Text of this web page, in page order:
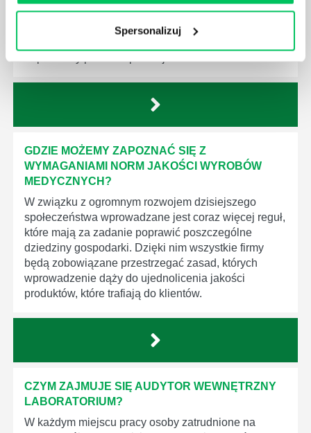
Spersonalizuj
ustawodawstwie polskim. Na czym dokładniej ono
polega? Kogo w zasadzie obowiązuje? Jak wygląda
GDZIE MOŻEMY ZAPOZNAĆ SIĘ Z
WYMAGANIAMI NORM JAKOŚCI WYROBÓW
MEDYCZNYCH?
W związku z ogromnym rozwojem dzisiejszego
społeczeństwa wprowadzane jest coraz więcej reguł,
które mają za zadanie poprawić poszczególne
dziedziny gospodarki. Dzięki nim wszystkie firmy
będą zobowiązane przestrzegać zasad, których
wprowadzenie dąży do ujednolicenia jakości
produktów, które trafiają do klientów.
CZYM ZAJMUJE SIĘ AUDYTOR WEWNĘTRZNY
LABORATORIUM?
W każdym miejscu pracy osoby zatrudnione na